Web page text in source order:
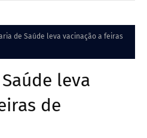
de Saúde leva vacinação a feiras
leva
de